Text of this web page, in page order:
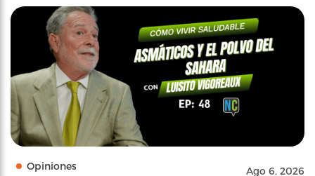
Opiniones Ago 6, 2026